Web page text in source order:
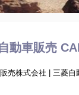
動車販売
売株式会社 | 三菱